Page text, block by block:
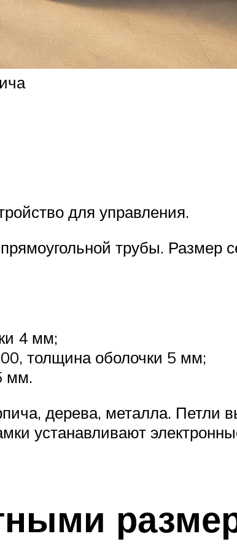
для управления.
трубы. Размер
4 мм;
толщина оболочки 5 мм;
мм.
дерева, металла. Петли
устанавливают